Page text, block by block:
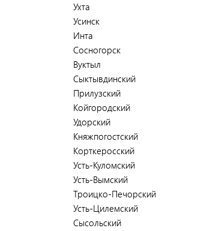
Ухта
Усинск
Инта
Сосногорск
Вуктыл
Сыктывдинский
Прилузский
Койгородский
Удорский
Княжпогостский
Корткеросский
Усть-Куломский
Усть-Вымский
Троицко-Печорский
Усть-Цилемский
Сысольский